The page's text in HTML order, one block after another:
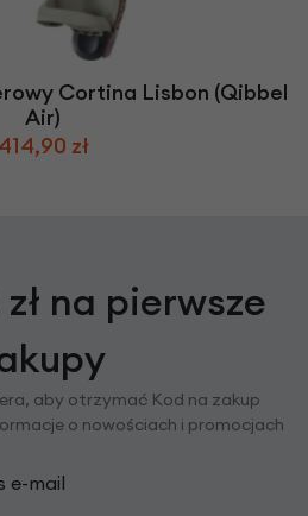
Cortina Lisbon (Qibbel
Air)
414,90 zł
na pierwsze
aby otrzymać Kod na zakup
o nowościach i promocjach
e-mail